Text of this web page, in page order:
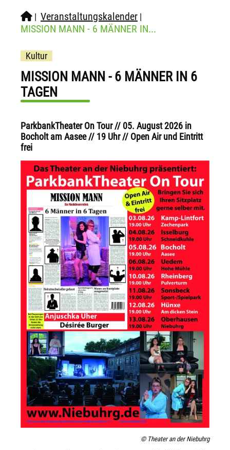
| Veranstaltungskalender |
MISSION MANN - 6 MÄNNER IN...
Kultur
MISSION MANN - 6 MÄNNER IN 6
TAGEN
ParkbankTheater On Tour // 05. August 2026 in
Bocholt am Aasee // 19 Uhr // Open Air und Eintritt
frei
© Theater an der Niebuhrg